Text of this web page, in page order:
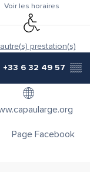
Voir les horaires
Accès handicapés
autre(s) prestation(s)
+33 6 32 49 57 ▒▒
Page Facebook